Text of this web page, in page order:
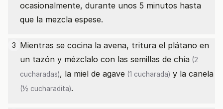
ocasionalmente, durante unos 5 minutos hasta
que la mezcla espese.
3 Mientras se cocina la avena, tritura el plátano en
un tazón y mézclalo con las semillas de chía (2
cucharadas), la miel de agave (1 cucharada) y la canela
(½ cucharadita).